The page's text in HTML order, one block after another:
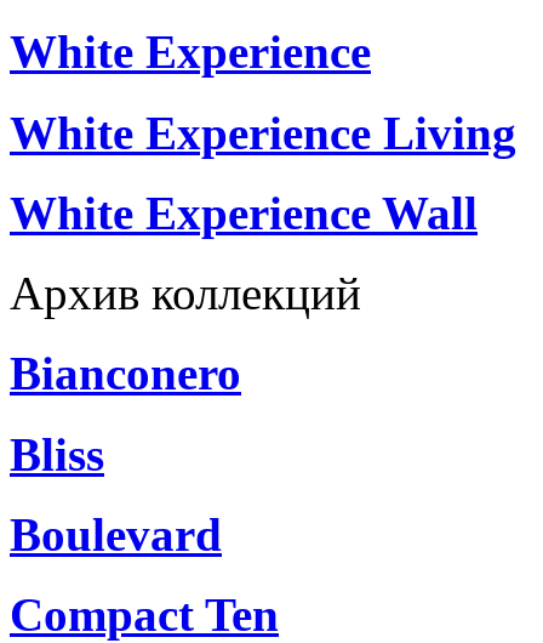
White Experience
White Experience Living
White Experience Wall
Архив коллекций
Bianconero
Bliss
Boulevard
Compact Ten